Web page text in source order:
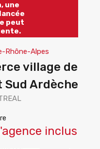
une
peut
Rhône-Alpes
village de
Ardèche
inclus